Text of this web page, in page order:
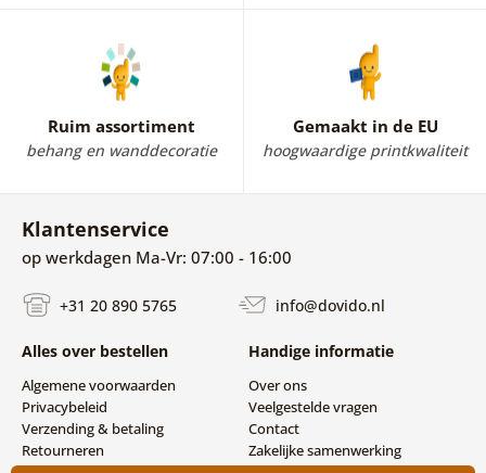
Ruim assortiment
behang en wanddecoratie
Gemaakt in de EU
hoogwaardige printkwaliteit
Klantenservice
op werkdagen Ma-Vr: 07:00 - 16:00
+31 20 890 5765 info@dovido.nl
Alles over bestellen
Algemene voorwaarden
Privacybeleid
Verzending & betaling
Retourneren
Handige informatie
Over ons
Veelgestelde vragen
Contact
Zakelijke samenwerking